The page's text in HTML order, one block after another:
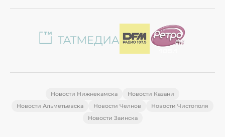
Новости Нижнекамска
Новости Казани
Новости Альметьевска
Новости Челнов
Новости Чистополя
Новости Заинска